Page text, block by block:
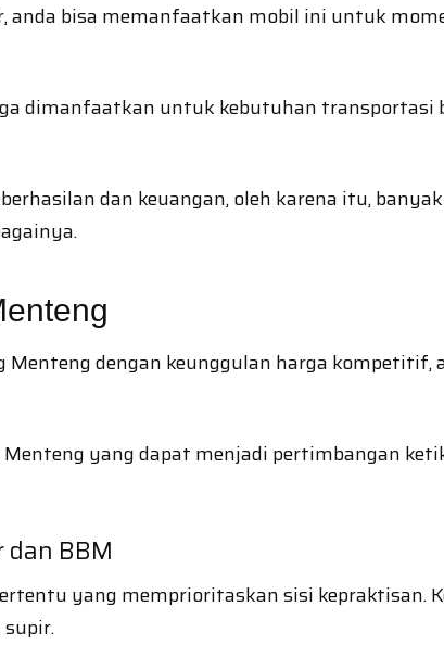
bisa memanfaatkan mobil ini untuk
dimanfaatkan untuk kebutuhan
dan keuangan, oleh karena itu,
dengan keunggulan harga
yang dapat menjadi pertimbangan
BBM
yang memprioritaskan sisi kepraktisan.